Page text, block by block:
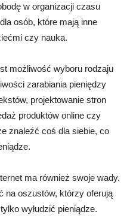
w organizacji czasu
osób, które mają inne
czy nauka.
możliwość wyboru rodzaju
zarabiania pieniędzy
projektowanie stron
produktów online czy
znaleźć coś dla siebie, co
ma również swoje wady.
na oszustów, którzy oferują
wyłudzić pieniądze.